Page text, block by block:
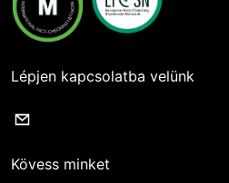
Lépjen kapcsolatba velünk
Kövess minket